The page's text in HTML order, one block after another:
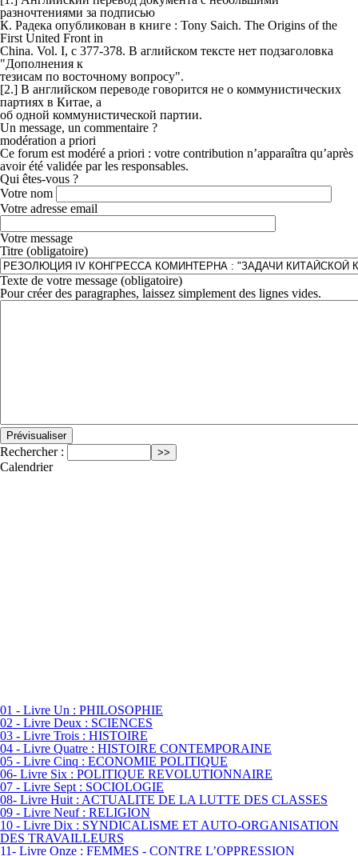
разночтениями за подписью
К. Радека опубликован в книге : Tony Saich. The Origins of the
First United Front in
China. Vol. I, c 377-378. В аглийском тексте нет подзаголовка
"Дополнения к
тезисам по восточному вопросу".
[2.] В английском переводе говорится не о коммунистических
партиях в Китае, а
об одной коммунистической партии.
Un message, un commentaire ?
modération a priori
Ce forum est modéré a priori : votre contribution n’apparaîtra qu’après
avoir été validée par les responsables.
Qui êtes-vous ?
Votre nom
Votre adresse email
Votre message
Titre (obligatoire)
Texte de votre message (obligatoire)
Pour créer des paragraphes, laissez simplement des lignes vides.
Rechercher :
Calendrier
01 - Livre Un : PHILOSOPHIE
02 - Livre Deux : SCIENCES
03 - Livre Trois : HISTOIRE
04 - Livre Quatre : HISTOIRE CONTEMPORAINE
05 - Livre Cinq : ECONOMIE POLITIQUE
06- Livre Six : POLITIQUE REVOLUTIONNAIRE
07 - Livre Sept : SOCIOLOGIE
08- Livre Huit : ACTUALITE DE LA LUTTE DES CLASSES
09 - Livre Neuf : RELIGION
10 - Livre Dix : SYNDICALISME ET AUTO-ORGANISATION
DES TRAVAILLEURS
11- Livre Onze : FEMMES - CONTRE L’OPPRESSION